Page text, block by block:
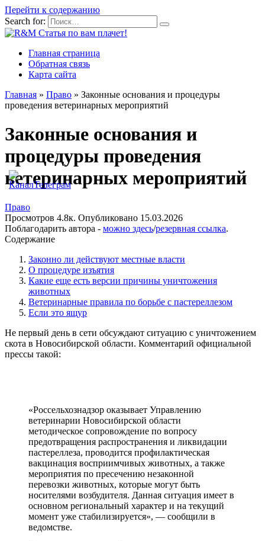
Перейти к содержанию
Search for:
Главная страница
Обратная связь
Карта сайта
Главная » Право » Законные основания и процедуры
проведения ветеринарных мероприятий
Законные основания и
процедуры проведения
ветеринарных мероприятий
Право
Просмотров 4.8к. Опубликовано 15.03.2026
Поблагодарить автора - можно здесь/резервная ссылка.
Содержание
Законно ли действуют местные власти
О процедуре изъятия
Какие еще есть версии причины уничтожения
животных
Ветеринарные правила по борьбе с пастереллезом
Если это ящур
Не первый день в сети обсуждают ситуацию с уничтожением
скота в Новосибирской области. Комментарий официальной
прессы такой:
«Россельхознадзор оказывает Управлению
ветеринарии Новосибирской области
методическое сопровождение по вопросу
предотвращения распространения и ликвидации
пастереллеза, проводится профилактическая
вакцинация восприимчивых животных, а также
мероприятия по пресечению незаконной
перевозки животных, которые могут быть
носителями возбудителя. Данная ситуация имеет в
основном региональный характер и на текущий
момент уже стабилизируется», — сообщили в
ведомстве.